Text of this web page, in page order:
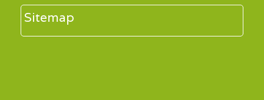
Sitemap